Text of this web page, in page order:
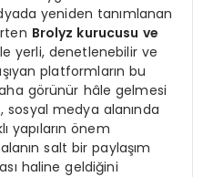
yeniden tanımlanan
Brolyz kurucusu ve
yerli, denetlenebilir ve
platformların bu
görünür hâle gelmesi
sosyal medya alanında
yapıların önem
salt bir paylaşım
haline geldiğini